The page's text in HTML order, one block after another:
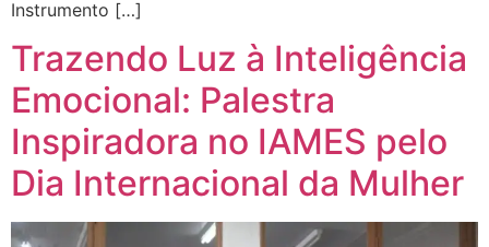
Instrumento […]
Trazendo Luz à Inteligência
Emocional: Palestra
Inspiradora no IAMES pelo
Dia Internacional da Mulher